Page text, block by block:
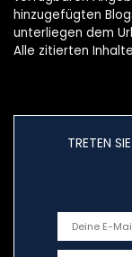
hinzugefügten
unterliegen dem
Alle zitierten
TRETEN